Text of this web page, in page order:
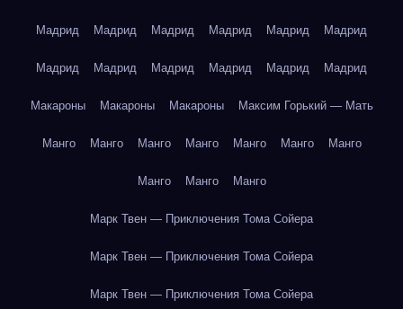
Мадрид Мадрид Мадрид Мадрид Мадрид Мадрид
Мадрид Мадрид Мадрид Мадрид Мадрид Мадрид
Макароны Макароны Макароны Максим Горький — Мать
Манго Манго Манго Манго Манго Манго Манго
Манго Манго Манго
Марк Твен — Приключения Тома Сойера
Марк Твен — Приключения Тома Сойера
Марк Твен — Приключения Тома Сойера